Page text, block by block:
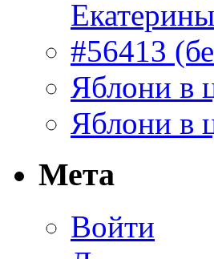
#56413
Яблони в
Яблони в
Мета
Войти